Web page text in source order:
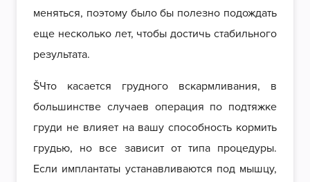
меняться, поэтому было бы полезно подождать
еще несколько лет, чтобы достичь стабильного
результата.
ŠЧто касается грудного вскармливания, в
большинстве случаев операция по подтяжке
груди не влияет на вашу способность кормить
грудью, но все зависит от типа процедуры.
Если имплантаты устанавливаются под мышцу,